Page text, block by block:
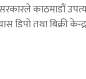
काठमाडौं
डिपो तथा बिक्री